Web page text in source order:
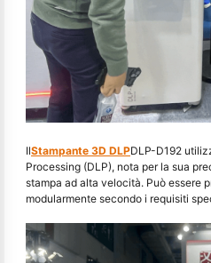
IlStampante 3D DLPDLP-D192
Processing (DLP), nota per la sua
stampa ad alta velocità. Può essere
modularmente secondo i requisiti